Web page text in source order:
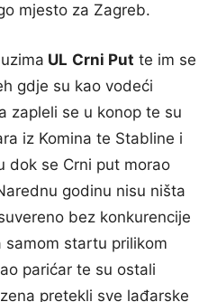
mjesto za Zagreb.
UL Crni Put te im se
gdje su kao vodeći
zapleli se u konop te su
iz Komina te Stabline i
dok se Crni put morao
godinu nisu ništa
bez konkurencije
samom startu prilikom
parićar te su ostali
pretekli sve lađarske